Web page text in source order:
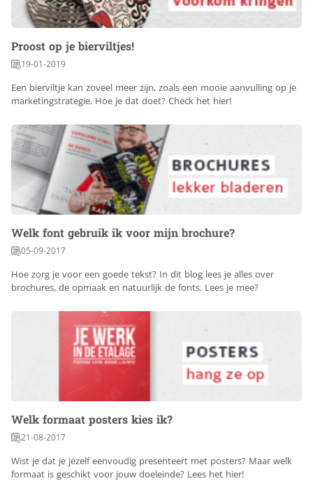
Proost op je bierviltjes!
19-01-2019
Een bierviltje kan zoveel meer zijn, zoals een mooie aanvulling op je
marketingstrategie. Hoe je dat doet? Check het hier!
Welk font gebruik ik voor mijn brochure?
05-09-2017
Hoe zorg je voor een goede tekst? In dit blog lees je alles over
brochures, de opmaak en natuurlijk de fonts. Lees je mee?
Welk formaat posters kies ik?
21-08-2017
Wist je dat je jezelf eenvoudig presenteert met posters? Maar welk
formaat is geschikt voor jouw doeleinde? Lees het hier!